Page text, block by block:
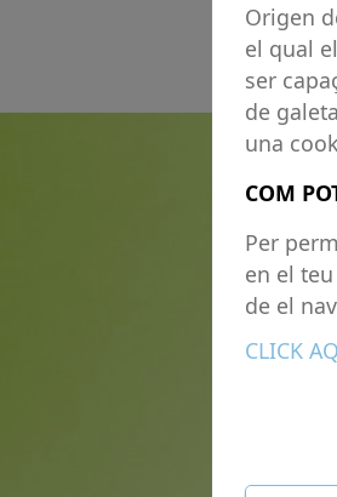
Origen
el qual
ser
de
una
COM
Per
en el
de el
CLICK